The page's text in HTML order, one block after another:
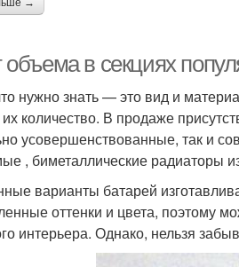
→
объема в секциях
нужно знать — это вид и
их количество. В продаже
усовершенствованные, так и
, биметаллические радиаторы
варианты батарей
оттенки и цвета, поэтому
интерьера. Однако, нельзя